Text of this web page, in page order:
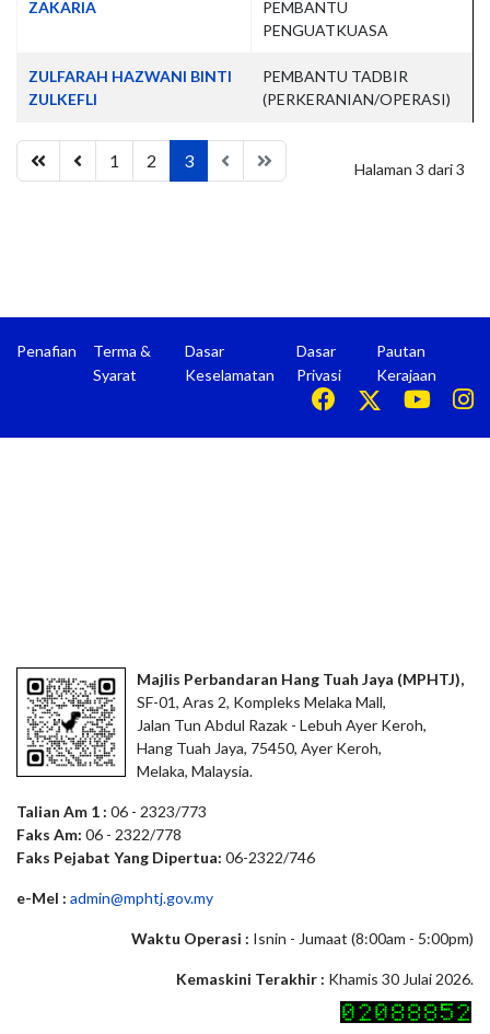
ZAKARIA
PEMBANTU
PENGUATKUASA
ZULFARAH HAZWANI BINTI
ZULKEFLI
PEMBANTU TADBIR
(PERKERANIAN/OPERASI)
Halaman 3 dari 3
1 2 3
Penafian
Terma &
Syarat
Dasar
Keselamatan
Dasar
Privasi
Pautan
Kerajaan
Majlis Perbandaran Hang Tuah Jaya (MPHTJ),
SF-01, Aras 2, Kompleks Melaka Mall,
Jalan Tun Abdul Razak - Lebuh Ayer Keroh,
Hang Tuah Jaya, 75450, Ayer Keroh,
Melaka, Malaysia.
Talian Am 1 : 06 - 2323/773
Faks Am: 06 - 2322/778
Faks Pejabat Yang Dipertua: 06-2322/746
e-Mel : admin@mphtj.gov.my
Waktu Operasi : Isnin - Jumaat (8:00am - 5:00pm)
Kemaskini Terakhir : Khamis 30 Julai 2026.